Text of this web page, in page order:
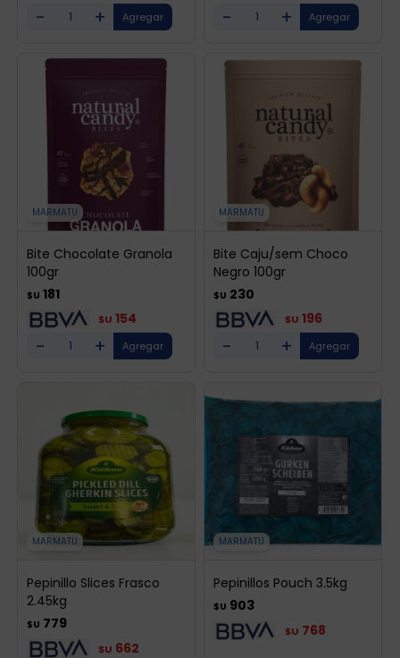
- + - +
MARMATU
Bite Chocolate Granola
100gr
$U 181
$U 154
- +
MARMATU
Bite Caju/sem Choco
Negro 100gr
$U 230
$U 196
- +
MARMATU
Pepinillo Slices Frasco
2.45kg
$U 779
$U 662
MARMATU
Pepinillos Pouch 3.5kg
$U 903
$U 768